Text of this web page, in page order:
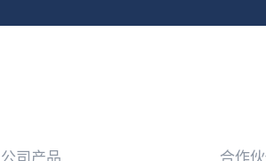
公司产品 合作